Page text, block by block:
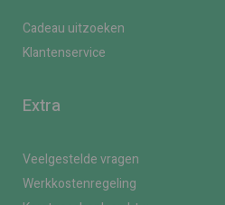
Cadeau uitzoeken
Klantenservice
Extra
Veelgestelde vragen
Werkkostenregeling